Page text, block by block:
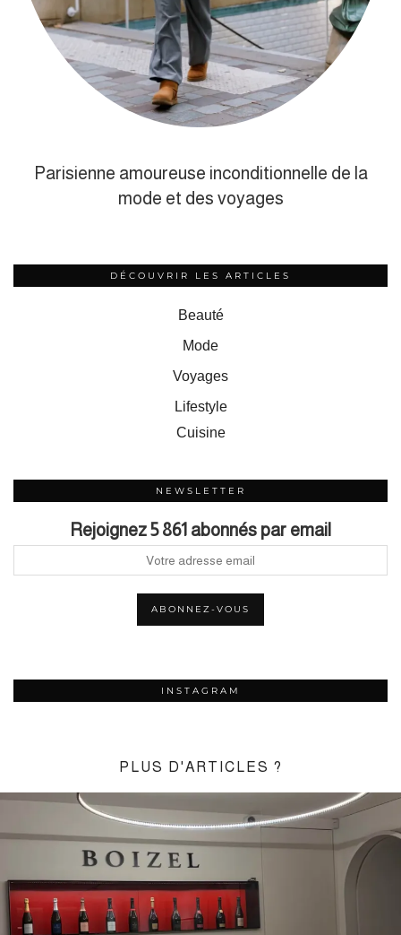
Parisienne amoureuse inconditionnelle de la
mode et des voyages
DÉCOUVRIR LES ARTICLES
Beauté
Mode
Voyages
Lifestyle
Cuisine
NEWSLETTER
Rejoignez 5 861 abonnés par email
INSTAGRAM
PLUS D'ARTICLES ?